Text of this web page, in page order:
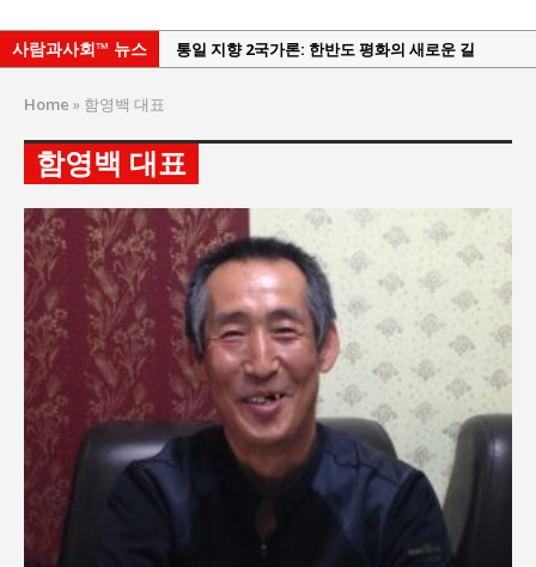
사람과사회™ 뉴스 통일 지향 2국가론: 한반도 평화의 새로운 길
강산건설 박재윤 강제추행 사건, 무엇이 문제인가?
세미나 개최
지방의회 공약은 ‘빛 좋은 개살구’인가?
“7월 1일 의장 선출은 ‘위법’이다”
“엄마의 절박함과 ‘실무형 정치인’으로 생활정치 실
현”
김종대, “현대전, 강한 군대도 약해질 수 있다”
이홍원 작가, 생활문화상품 4종 판매
Home » 함영백 대표
함영백 대표